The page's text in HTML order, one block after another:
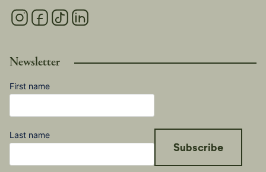
Newsletter
First name
Last name
Subscribe